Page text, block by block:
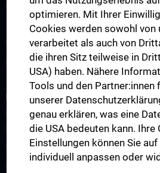
Klinisch-Praktisches Jahr (KPJ)
Zentrum für pädiatrische Simulation und
Ultraschallausbildung
Lehre an der MedUni Wien
RESEARCH
Research at the Department of
Medicine
Reserch areas
optimieren. Mit Ihrer
Cookies werden sowohl von
verarbeitet als auch von
die ihren Sitz teilweise in
USA) haben. Nähere
Tools und den Partner:innen
unserer
genau erklären, was eine
die USA bedeuten kann. Ihre
Einstellungen können Sie
individuell anpassen oder